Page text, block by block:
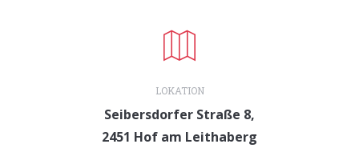
LOKATION
Seibersdorfer Straße 8,
2451 Hof am Leithaberg